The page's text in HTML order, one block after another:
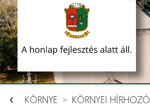
KÖRNYE KÖRNYEI HÍRHOZÓ
Dokumentumok []
Aloldalak [ ]